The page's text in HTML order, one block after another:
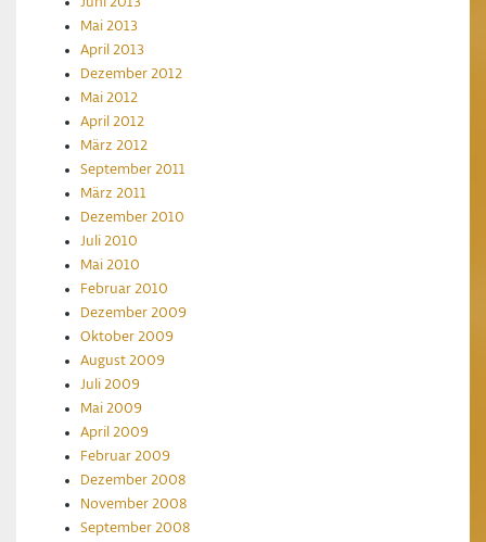
Mai 2013
April 2013
Dezember 2012
Mai 2012
April 2012
März 2012
September 2011
März 2011
Dezember 2010
Juli 2010
Mai 2010
Februar 2010
Dezember 2009
Oktober 2009
August 2009
Juli 2009
Mai 2009
April 2009
Februar 2009
Dezember 2008
November 2008
September 2008